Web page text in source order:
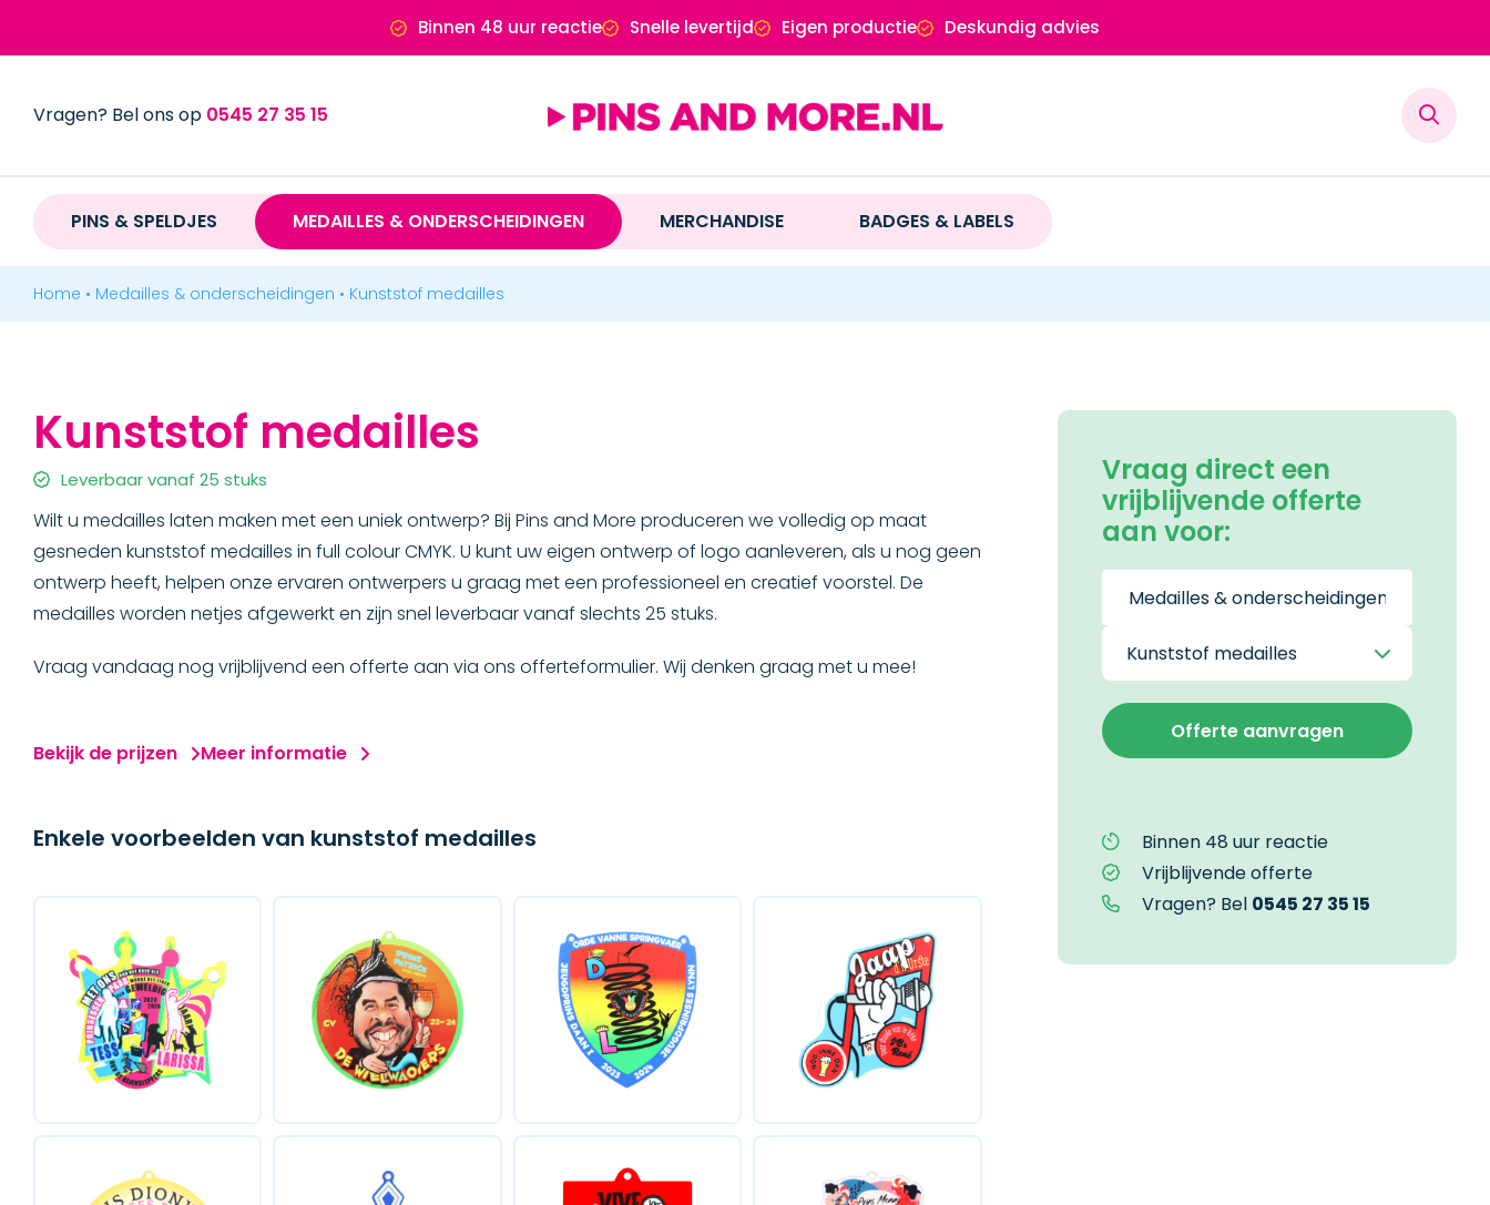
Binnen 48 uur reactie Snelle levertijd Eigen productie Deskundig advies
Vragen? Bel ons op 0545 27 35 15
PINS & SPELDJES MEDAILLES & ONDERSCHEIDINGEN MERCHANDISE BADGES & LABELS
Home • Medailles & onderscheidingen • Kunststof medailles
Kunststof medailles
Leverbaar vanaf 25 stuks
Wilt u medailles laten maken met een uniek ontwerp? Bij Pins and More produceren we volledig op maat
gesneden kunststof medailles in full colour CMYK. U kunt uw eigen ontwerp of logo aanleveren, als u nog geen
ontwerp heeft, helpen onze ervaren ontwerpers u graag met een professioneel en creatief voorstel. De
medailles worden netjes afgewerkt en zijn snel leverbaar vanaf slechts 25 stuks.
Vraag vandaag nog vrijblijvend een offerte aan via ons offerteformulier. Wij denken graag met u mee!
Bekijk de prijzen Meer informatie
Enkele voorbeelden van kunststof medailles
Vraag direct een
vrijblijvende offerte
aan voor:
Binnen 48 uur reactie
Vrijblijvende offerte
Vragen? Bel 0545 27 35 15
PINS & SPELDJES
Printing medailles
Goedkope medailles
SUPER medailles
Rubber medailles
MERCHANDISE
BADGES & LABELS